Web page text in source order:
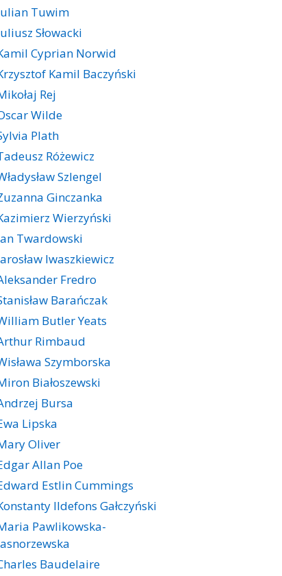
Tuwim
Słowacki
Cyprian Norwid
Kamil Baczyński
Rej
Wilde
Plath
Różewicz
Szlengel
Ginczanka
Wierzyński
Twardowski
Iwaszkiewicz
Fredro
Barańczak
Butler Yeats
Rimbaud
Szymborska
Białoszewski
Bursa
Lipska
Oliver
Allan Poe
Estlin Cummings
Ildefons Gałczyński
Pawlikowska-
Baudelaire